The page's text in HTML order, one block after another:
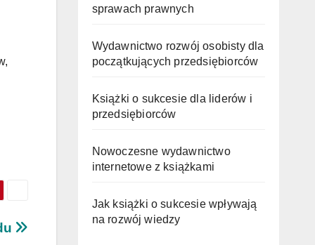
sprawach prawnych
Wydawnictwo rozwój osobisty dla
początkujących przedsiębiorców
Książki o sukcesie dla liderów i
przedsiębiorców
Nowoczesne wydawnictwo
internetowe z książkami
Jak książki o sukcesie wpływają
na rozwój wiedzy